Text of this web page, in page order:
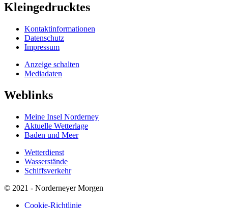
Kleingedrucktes
Kontaktinformationen
Datenschutz
Impressum
Anzeige schalten
Mediadaten
Weblinks
Meine Insel Norderney
Aktuelle Wetterlage
Baden und Meer
Wetterdienst
Wasserstände
Schiffsverkehr
© 2021 - Norderneyer Morgen
Cookie-Richtlinie